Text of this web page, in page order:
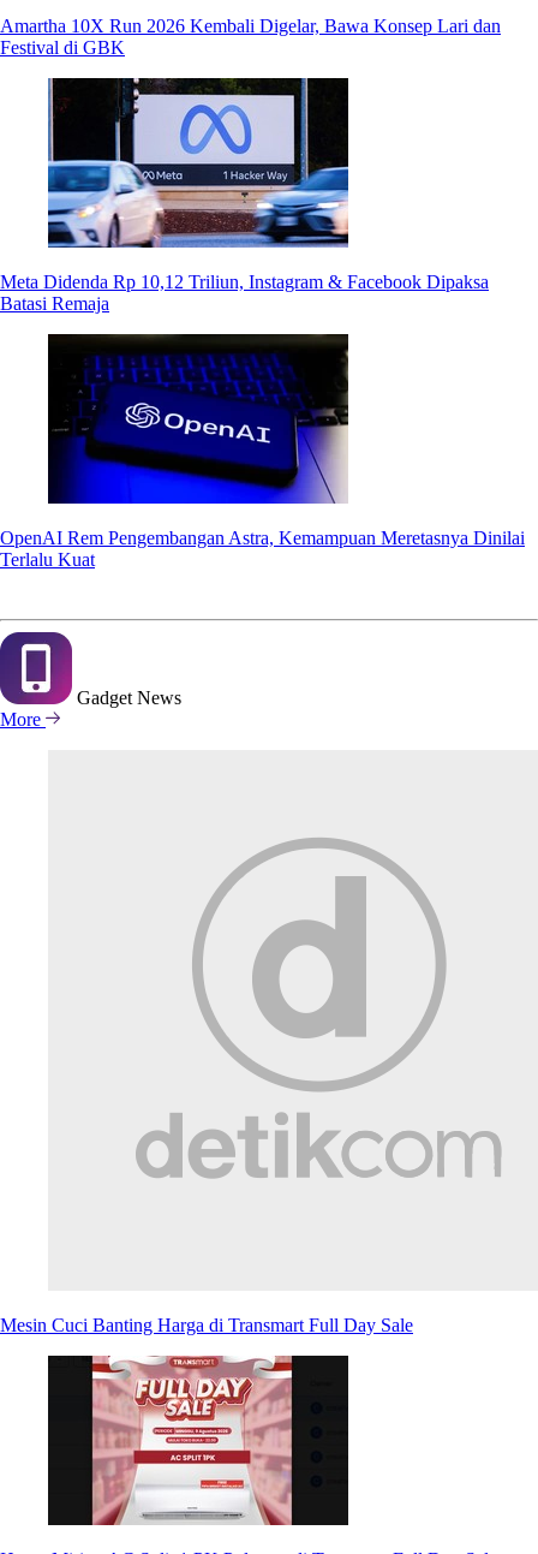
Amartha 10X Run 2026 Kembali Digelar, Bawa Konsep Lari dan
Festival di GBK
Meta Didenda Rp 10,12 Triliun, Instagram & Facebook Dipaksa
Batasi Remaja
OpenAI Rem Pengembangan Astra, Kemampuan Meretasnya Dinilai
Terlalu Kuat
Gadget News
More
Mesin Cuci Banting Harga di Transmart Full Day Sale